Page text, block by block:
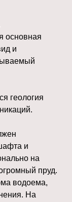
основная
и
геология
и
на
пруд.
водоема,
На